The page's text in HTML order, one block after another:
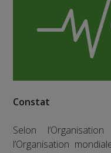
Constat
Selon
l’Organisation